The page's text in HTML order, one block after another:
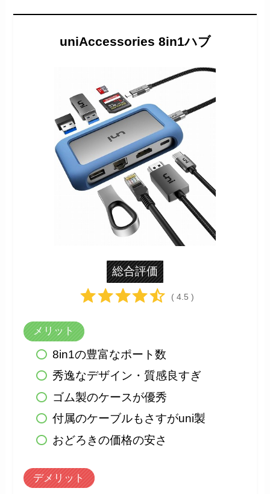
uniAccessories 8in1ハブ
総合評価
( 4.5 )
メリット
8in1の豊富なポート数
秀逸なデザイン・質感良すぎ
ゴム製のケースが優秀
付属のケーブルもさすがuni製
おどろきの価格の安さ
デメリット